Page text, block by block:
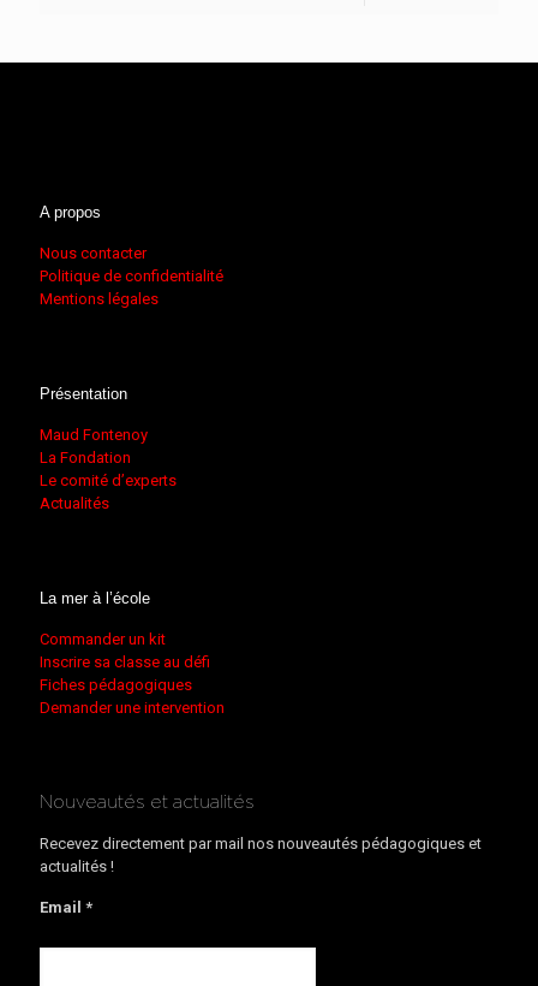
A propos
Nous contacter
Politique de confidentialité
Mentions légales
Présentation
Maud Fontenoy
La Fondation
Le comité d’experts
Actualités
La mer à l’école
Commander un kit
Inscrire sa classe au défi
Fiches pédagogiques
Demander une intervention
Nouveautés et actualités
Recevez directement par mail nos nouveautés pédagogiques et
actualités !
Email *